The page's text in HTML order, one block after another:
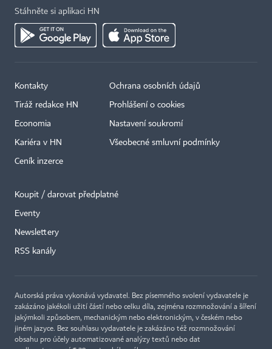
Stáhněte si aplikaci HN
Kontakty
Tiráž redakce HN
Economia
Kariéra v HN
Ceník inzerce
Ochrana osobních údajů
Prohlášení o cookies
Nastavení soukromí
Všeobecné smluvní podmínky
Koupit / darovat předplatné
Eventy
Newslettery
RSS kanály
Autorská práva vykonává vydavatel. Bez písemného svolení vydavatele je
zakázáno jakékoli užití částí nebo celku díla, zejména rozmnožování a šíření
jakýmkoli způsobem, mechanickým nebo elektronickým, v českém nebo
jiném jazyce. Bez souhlasu vydavatele je zakázáno též rozmnožování
obsahu pro účely automatizované analýzy textů nebo dat